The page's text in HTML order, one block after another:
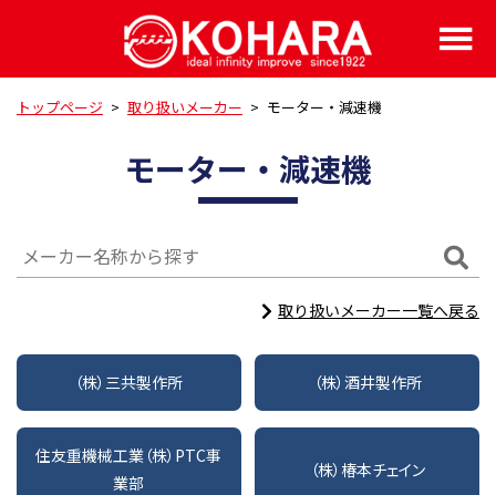
トップページ > 取り扱いメーカー > モーター・減速機
モーター・減速機
取り扱いメーカー一覧へ戻る
（株）三共製作所 （株）酒井製作所
住友重機械工業（株）PTC事
業部
（株）椿本チェイン